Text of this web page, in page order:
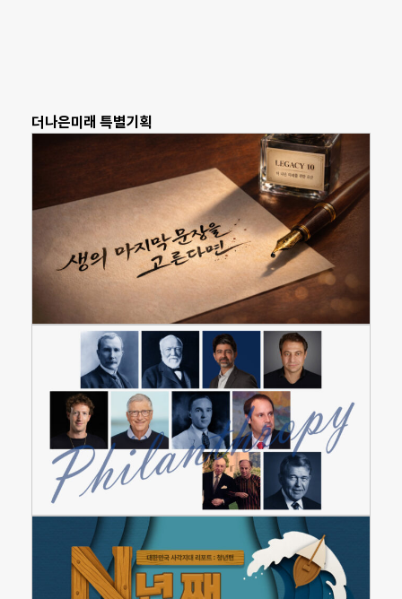
더나은미래 특별기획